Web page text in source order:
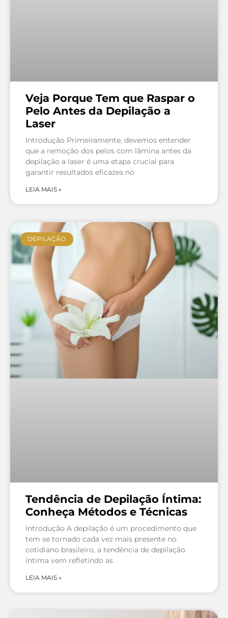
Veja Porque Tem que Raspar o
Pelo Antes da Depilação a
Laser
Introdução Primeiramente, devemos entender
que a remoção dos pelos com lâmina antes da
depilação a laser é uma etapa crucial para
garantir resultados eficazes no
LEIA MAIS »
DEPILAÇÃO
Tendência de Depilação Íntima:
Conheça Métodos e Técnicas
Introdução A depilação é um procedimento que
tem se tornado cada vez mais presente no
cotidiano brasileiro, a tendência de depilação
íntima vem refletindo as
LEIA MAIS »